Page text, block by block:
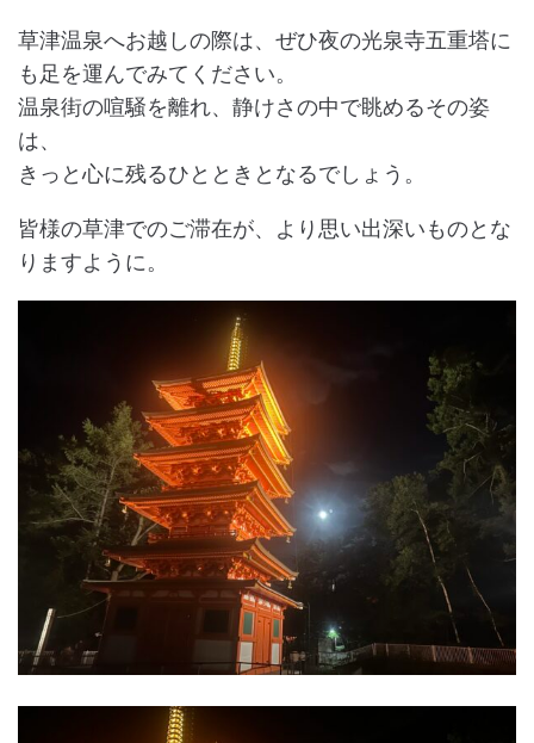
草津温泉へお越しの際は、ぜひ夜の光泉寺五重塔に
も足を運んでみてください。
温泉街の喧騒を離れ、静けさの中で眺めるその姿
は、
きっと心に残るひとときとなるでしょう。
皆様の草津でのご滞在が、より思い出深いものとな
りますように。